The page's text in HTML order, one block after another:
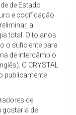
de Estado
e codificação
a
total. Oito anos
o suficiente para
de Intercâmbio
O CRYSTAL
publicamente
de
gostaria de